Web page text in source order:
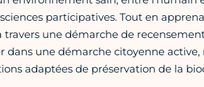
participatives. Tout en
travers une démarche de
dans une démarche citoyenne
adaptées de préservation de la